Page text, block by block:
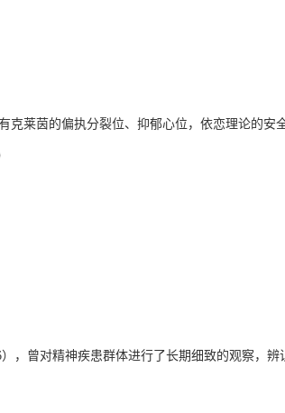
克莱茵的偏执分裂位、抑郁心位，依恋理论的安
，曾对精神疾患群体进行了长期细致的观察，辨